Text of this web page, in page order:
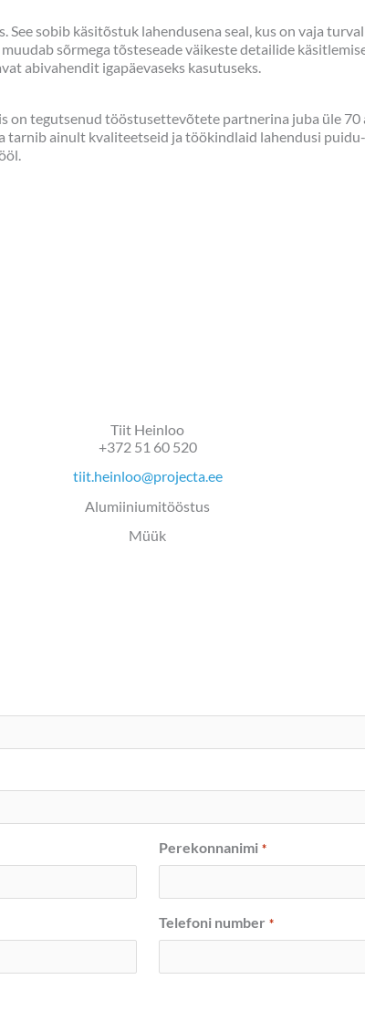
sobib käsitõstuk lahendusena seal, kus on vaja
sõrmega tõsteseade väikeste detailide
abivahendit igapäevaseks kasutuseks.
on tegutsenud tööstusettevõtete partnerina juba üle
tarnib ainult kvaliteetseid ja töökindlaid lahendusi
Tiit Heinloo
+372 51 60 520
tiit.heinloo@projecta.ee
Alumiiniumitööstus
Müük
Perekonnanimi *
Telefoni number *